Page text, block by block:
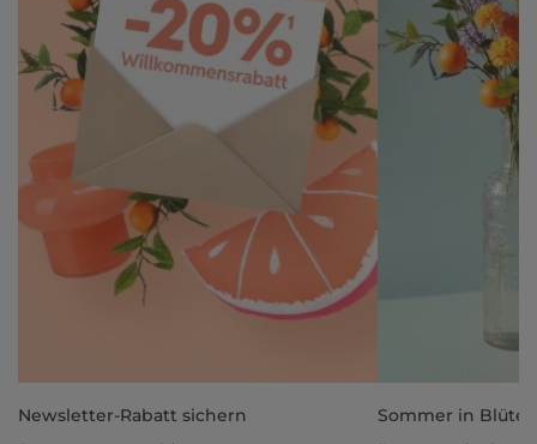
Newsletter-Rabatt sichern
Sommer in Blüte